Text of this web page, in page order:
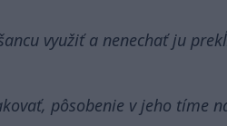
využiť a nenechať ju
pôsobenie v jeho tíme